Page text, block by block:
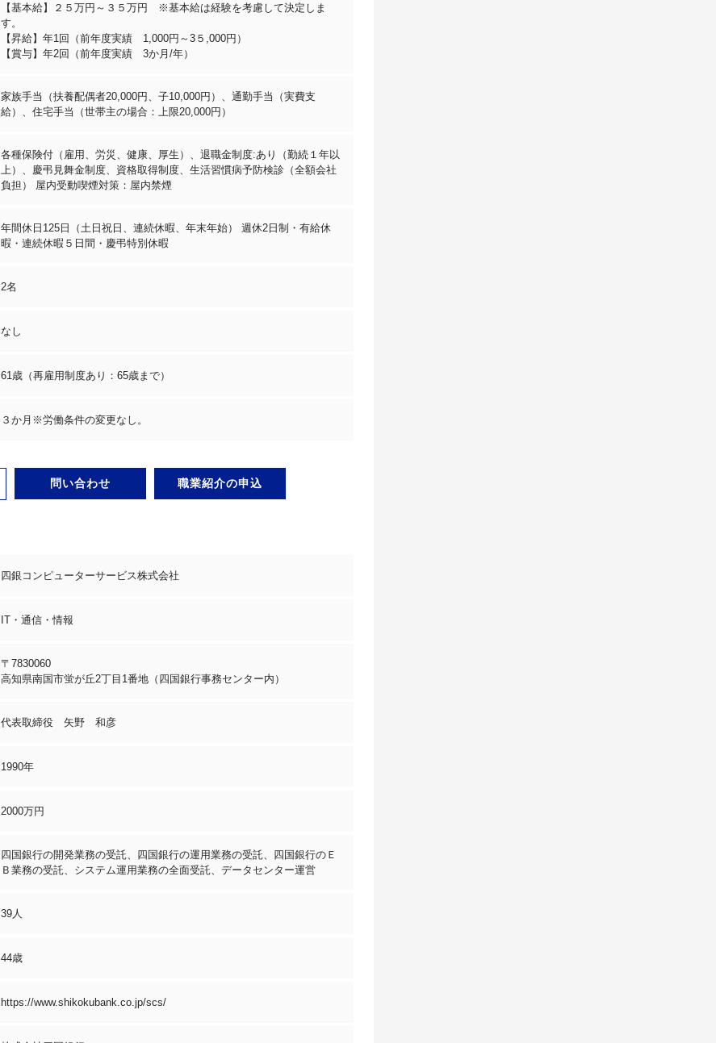
【基本給】２５万円～３５万円 ※基本給は経験を考慮して決定しま
す。
【昇給】年1回（前年度実績 1,000円～3５,000円）
【賞与】年2回（前年度実績 3か月/年）
家族手当（扶養配偶者20,000円、子10,000円）、通勤手当（実費支
給）、住宅手当（世帯主の場合：上限20,000円）
各種保険付（雇用、労災、健康、厚生）、退職金制度:あり（勤続１年以
上）、慶弔見舞金制度、資格取得制度、生活習慣病予防検診（全額会社
負担） 屋内受動喫煙対策：屋内禁煙
年間休日125日（土日祝日、連続休暇、年末年始） 週休2日制・有給休
暇・連続休暇５日間・慶弔特別休暇
2名
なし
61歳（再雇用制度あり：65歳まで）
３か月※労働条件の変更なし。
問い合わせ 職業紹介の申込
四銀コンピューターサービス株式会社
IT・通信・情報
〒7830060
高知県南国市蛍が丘2丁目1番地（四国銀行事務センター内）
代表取締役 矢野 和彦
1990年
2000万円
四国銀行の開発業務の受託、四国銀行の運用業務の受託、四国銀行のＥ
Ｂ業務の受託、システム運用業務の全面受託、データセンター運営
39人
44歳
https://www.shikokubank.co.jp/scs/